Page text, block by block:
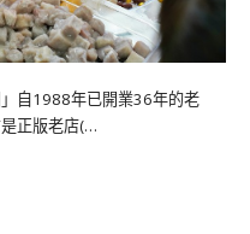
自1988年已開業36年的老
正版老店(…